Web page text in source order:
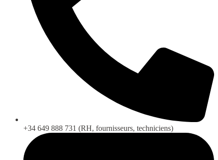
+34 649 888 731 (RH, fournisseurs, techniciens)